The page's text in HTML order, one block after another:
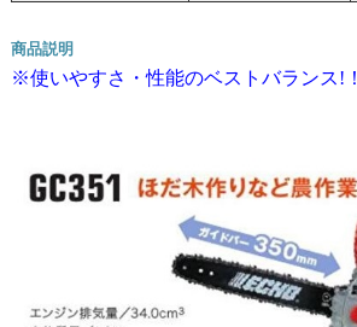
商品説明
※使いやすさ・性能のベストバランス!！